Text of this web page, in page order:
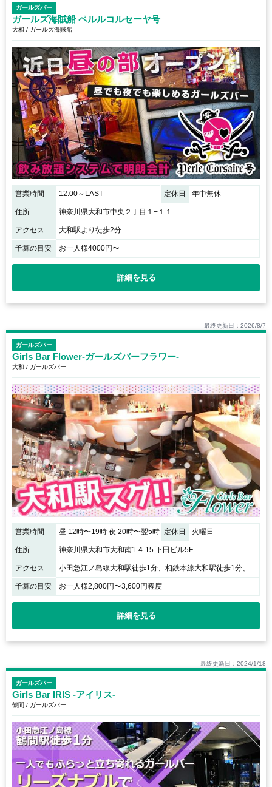
ガールズバー
ガールズ海賊船 ペルルコルセーヤ号
大和 / ガールズ海賊船
営業時間 12:00～LAST 定休日 年中無休
住所 神奈川県大和市中央２丁目１−１１
アクセス 大和駅より徒歩2分
予算の目安 お一人様4000円〜
詳細を見る
最終更新日：2026/8/7
ガールズバー
Girls Bar Flower-ガールズバーフラワー-
大和 / ガールズバー
営業時間 昼 12時〜19時 夜 20時〜翌5時 定休日 火曜日
住所 神奈川県大和市大和南1-4-15 下田ビル5F
アクセス
予算の目安 お一人様2,800円〜3,600円程度
詳細を見る
最終更新日：2024/1/18
ガールズバー
Girls Bar IRIS -アイリス-
鶴間 / ガールズバー